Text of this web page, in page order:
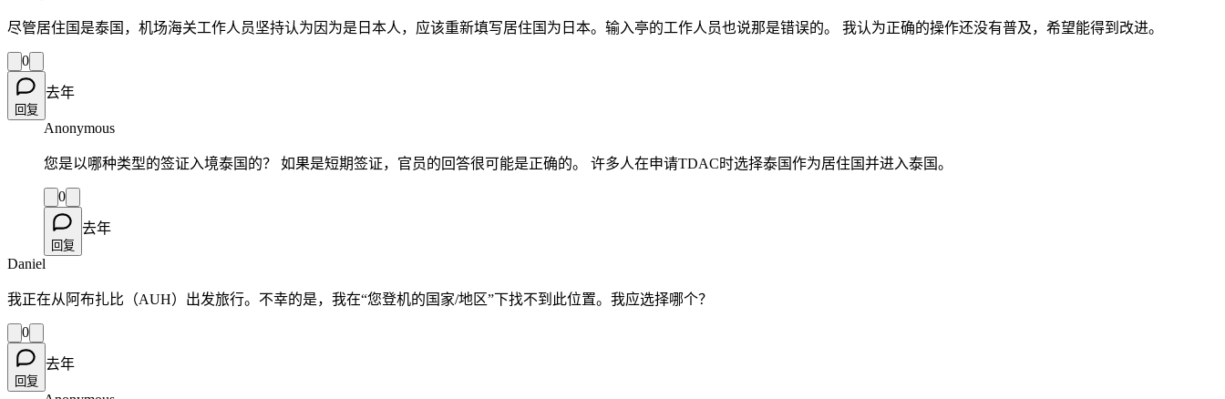
尽管居住国是泰国，机场海关工作人员坚持认为因为是日本人，应该重新填写居住国为日本。输入亭的工作人员也说那是错误的。 我认为正确的操作还没有普及，希望能得到改进。
0
回复
去年
Anonymous
您是以哪种类型的签证入境泰国的？ 如果是短期签证，官员的回答很可能是正确的。 许多人在申请TDAC时选择泰国作为居住国并进入泰国。
0
回复
去年
Daniel
我正在从阿布扎比（AUH）出发旅行。不幸的是，我在“您登机的国家/地区”下找不到此位置。我应选择哪个？
0
回复
去年